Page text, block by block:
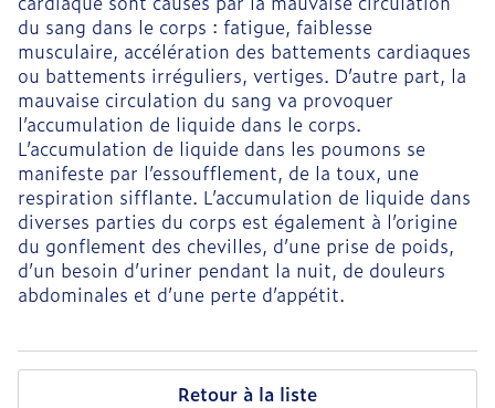
du sang dans le corps : fatigue, faiblesse
musculaire, accélération des battements cardiaques
ou battements irréguliers, vertiges. D’autre part, la
mauvaise circulation du sang va provoquer
l’accumulation de liquide dans le corps.
L’accumulation de liquide dans les poumons se
manifeste par l’essoufflement, de la toux, une
respiration sifflante. L’accumulation de liquide dans
diverses parties du corps est également à l’origine
du gonflement des chevilles, d’une prise de poids,
d’un besoin d’uriner pendant la nuit, de douleurs
abdominales et d’une perte d’appétit.
Retour à la liste